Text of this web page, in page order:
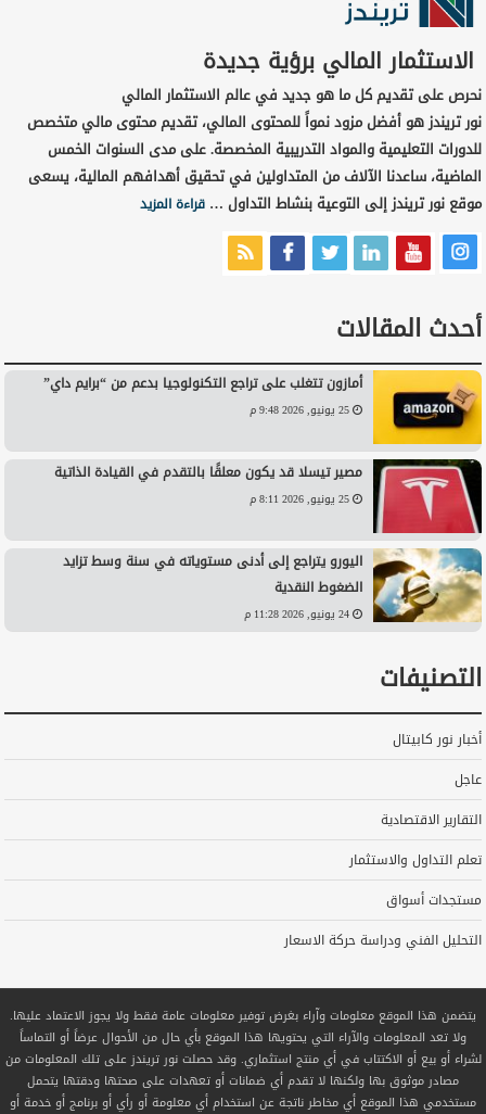
الاستثمار المالي برؤية جديدة
نحرص على تقديم كل ما هو جديد في عالم الاستثمار المالي
نور تريندز هو أفضل مزود نمواً للمحتوى المالي، تقديم محتوى مالي متخصص
للدورات التعليمية والمواد التدريبية المخصصة. على مدى السنوات الخمس
الماضية، ساعدنا الآلاف من المتداولين في تحقيق أهدافهم المالية، يسعى
موقع نور تريندز إلى التوعية بنشاط التداول …قراءة المزيد
أحدث المقالات
أمازون تتغلب على تراجع التكنولوجيا بدعم من “برايم داي”
25 يونيو, 2026 9:48 م
مصير تيسلا قد يكون معلقًا بالتقدم في القيادة الذاتية
25 يونيو, 2026 8:11 م
اليورو يتراجع إلى أدنى مستوياته في سنة وسط تزايد
الضغوط النقدية
24 يونيو, 2026 11:28 م
التصنيفات
أخبار نور كابيتال
عاجل
التقارير الاقتصادية
تعلم التداول والاستثمار
مستجدات أسواق
التحليل الفني ودراسة حركة الاسعار
يتضمن هذا الموقع معلومات وآراء بغرض توفير معلومات عامة فقط ولا يجوز الاعتماد عليها.
ولا تعد المعلومات والآراء التي يحتويها هذا الموقع بأي حال من الأحوال عرضاً أو التماساً
لشراء أو بيع أو الاكتتاب في أي منتج استثماري. وقد حصلت نور تريندز على تلك المعلومات من
مصادر موثوق بها ولكنها لا تقدم أي ضمانات أو تعهدات على صحتها ودقتها يتحمل
مستخدمي هذا الموقع أي مخاطر ناتجة عن استخدام أي معلومة أو رأي أو برنامج أو خدمة أو